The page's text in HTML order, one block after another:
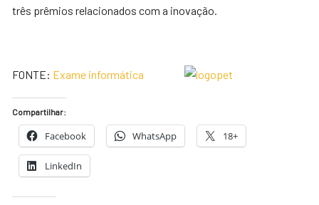
três prêmios relacionados com a inovação.
FONTE: Exame informática
Compartilhar:
Facebook WhatsApp 18+
LinkedIn